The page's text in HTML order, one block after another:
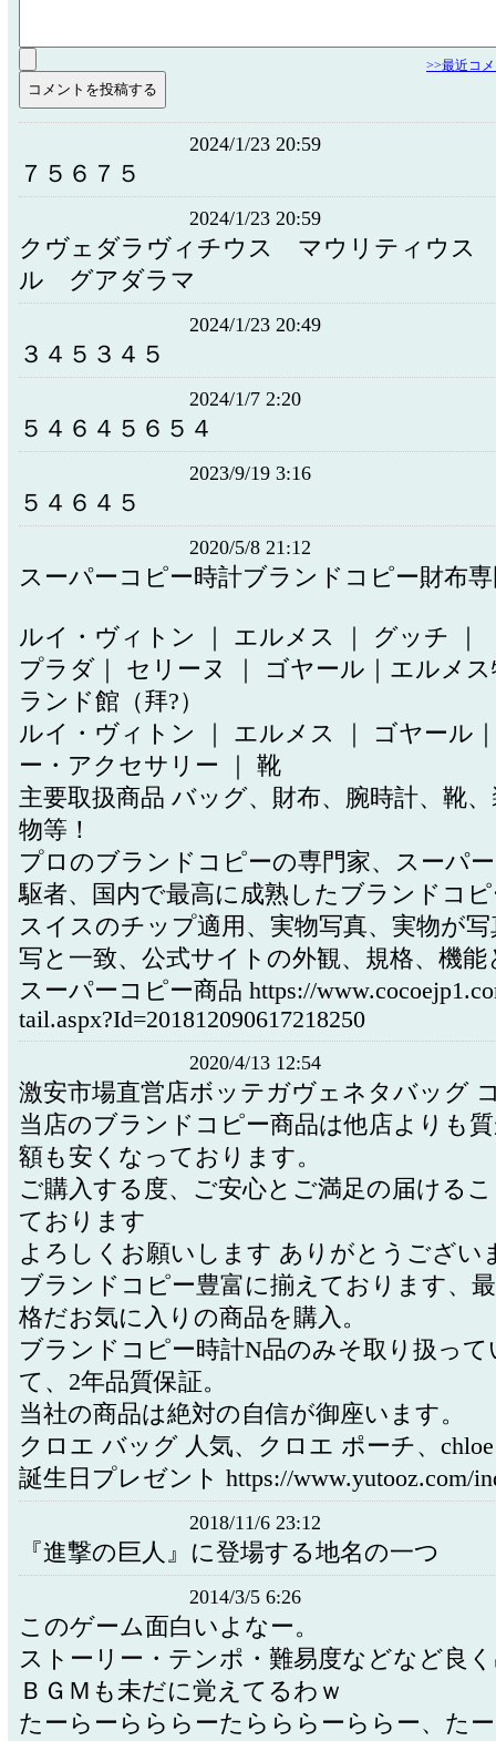
>>最近コ
2024/1/23 20:59
７５６７５
2024/1/23 20:59
クヴェダラヴィチウス マウリティウス
ル グアダラマ
2024/1/23 20:49
３４５３４５
2024/1/7 2:20
５４６４５６５４
2023/9/19 3:16
５４６４５
2020/5/8 21:12
スーパーコピー時計ブランドコピー財布
ルイ・ヴィトン ｜ エルメス ｜ グッチ ｜
プラダ｜ セリーヌ ｜ ゴヤール｜エルメ
ランド館（拜?）
ルイ・ヴィトン ｜ エルメス ｜ ゴヤール
ー・アクセサリー ｜ 靴
主要取扱商品 バッグ、財布、腕時計、靴
物等！
プロのブランドコピーの専門家、スーパ
駆者、国内で最高に成熟したブランドコ
スイスのチップ適用、実物写真、実物が
写と一致、公式サイトの外観、規格、機能
スーパーコピー商品 https://
tail.aspx?Id=201812090617218250
2020/4/13 12:54
激安市場直営店ボッテガヴェネタバッグ
当店のブランドコピー商品は他店よりも
額も安くなっております。
ご購入する度、ご安心とご満足の届ける
ております
よろしくお願いします ありがとうござい
ブランドコピー豊富に揃えております、
格だお気に入りの商品を購入。
ブランドコピー時計N品のみそ取り扱っ
て、2年品質保証。
当社の商品は絶対の自信が御座います。
クロエ バッグ 人気、クロエ ポーチ、
誕生日プレゼント https://www.yutooz.com/
2018/11/6 23:12
『進撃の巨人』に登場する地名の一つ
2014/3/5 6:26
このゲーム面白いよなー。
ストーリー・テンポ・難易度などなど良
ＢＧＭも未だに覚えてるわｗ
たーらーらららーたらららーららー、た